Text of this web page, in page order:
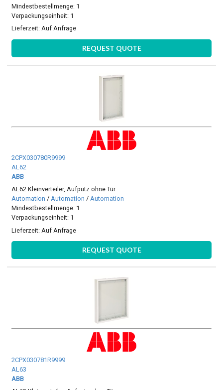
Mindestbestellmenge: 1
Verpackungseinheit: 1
Lieferzeit:Auf Anfrage
REQUEST QUOTE
2CPX030780R9999
AL62
ABB
AL62 Kleinverteiler, Aufputz ohne Tür
Automation /Automation /Automation
Mindestbestellmenge: 1
Verpackungseinheit: 1
Lieferzeit: Auf Anfrage
REQUEST QUOTE
2CPX030781R9999
AL63
ABB